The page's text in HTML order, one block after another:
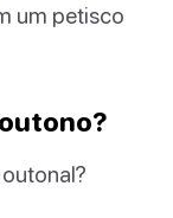
um petisco